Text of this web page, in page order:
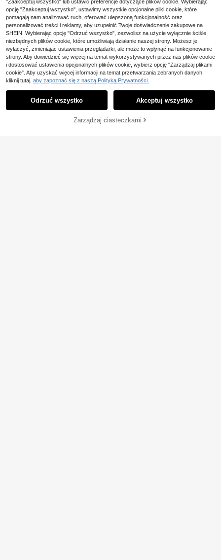
zwiewna, jasnoniebieska sukienka
rozkloszowana/odzież festiwalow
a/sukienka dla gości weselnych, da
mska/stroje kościelne, damskie/odz
ież na zakończenie szkoły/imprez
a/impreza koktajlowa/odzież dams
ka boho/odzież letnia/sukienka letn
ia
4-5 dni roboczych
KUP TERAZ
"Zaakceptuj wszystko" lub ustawić preferencje dotyczące plików cookie. Wybierając
opcję "Zaakceptuj wszystko", ustawimy wszystkie opcjonalne pliki cookie, które
pomagają nam analizować ruch, oferować ulepszoną funkcjonalność oraz
personalizować treści i reklamy, aby uzupełnić Twoje doświadczenie zakupowe na
SHEIN. Wybierając opcję "Odrzuć wszystko", zezwolisz na użycie wyłącznie ściśle
niezbędnych plików cookie, które umożliwiają działanie naszej strony. Możesz je
wyłączyć, zmieniając ustawienia przeglądarki, ale może to wpłynąć na funkcjonowanie
strony. Aby dowiedzieć się więcej na temat wykorzystywanych przez nas plików cookie
i dostosować ustawienia opcjonalnych plików cookie, wybierz opcję "Zarządzaj plikami
cookie". Aby uzyskać więcej informacji na temat przetwarzania zebranych danych,
kliknij tutaj, aby zapoznać się z naszą Polityką Prywatności.
Odrzuć wszystko Akceptuj wszystko
Zarządzaj ciasteczkami